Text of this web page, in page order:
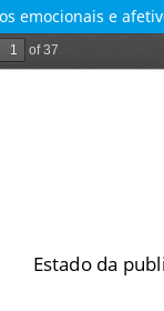
emocionais e